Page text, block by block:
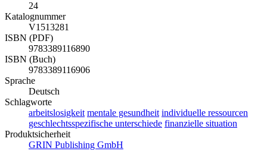
24
Katalognummer
V1513281
ISBN (PDF)
9783389116890
ISBN (Buch)
9783389116906
Sprache
Deutsch
Schlagworte
arbeitslosigkeit mentale gesundheit individuelle ressourcen
geschlechtsspezifische unterschiede finanzielle situation
Produktsicherheit
GRIN Publishing GmbH